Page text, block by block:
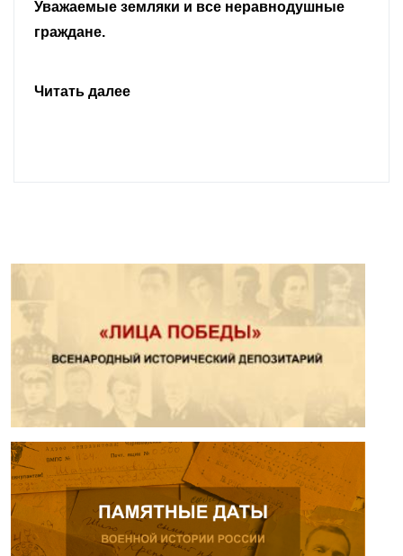
Уважаемые земляки и все неравнодушные
граждане.
Читать далее